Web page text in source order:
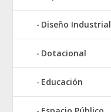
Diseño Industrial
Dotacional
Educación